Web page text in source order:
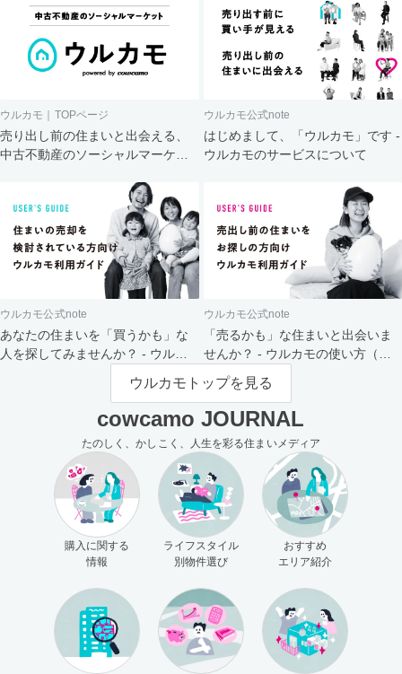
ウルカモ｜TOPページ
売り出し前の住まいと出会える、
中古不動産のソーシャルマーケッ
ウルカモ公式note
はじめまして、「ウルカモ」です -
ウルカモのサービスについて
ウルカモ公式note
あなたの住まいを「買うかも」な
人を探してみませんか？ - ウルカ
ウルカモ公式note
「売るかも」な住まいと出会いま
せんか？ - ウルカモの使い方（買
主さま向け）
ウルカモトップを見る
cowcamo JOURNAL
たのしく、かしこく、人生を彩る住まいメディア
購入に関する
情報
ライフスタイル
別物件選び
おすすめ
エリア紹介